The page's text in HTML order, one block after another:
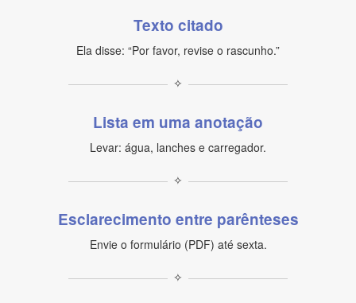
Texto citado
Ela disse: “Por favor, revise o rascunho.”
✧
Lista em uma anotação
Levar: água, lanches e carregador.
✧
Esclarecimento entre parênteses
Envie o formulário (PDF) até sexta.
✧